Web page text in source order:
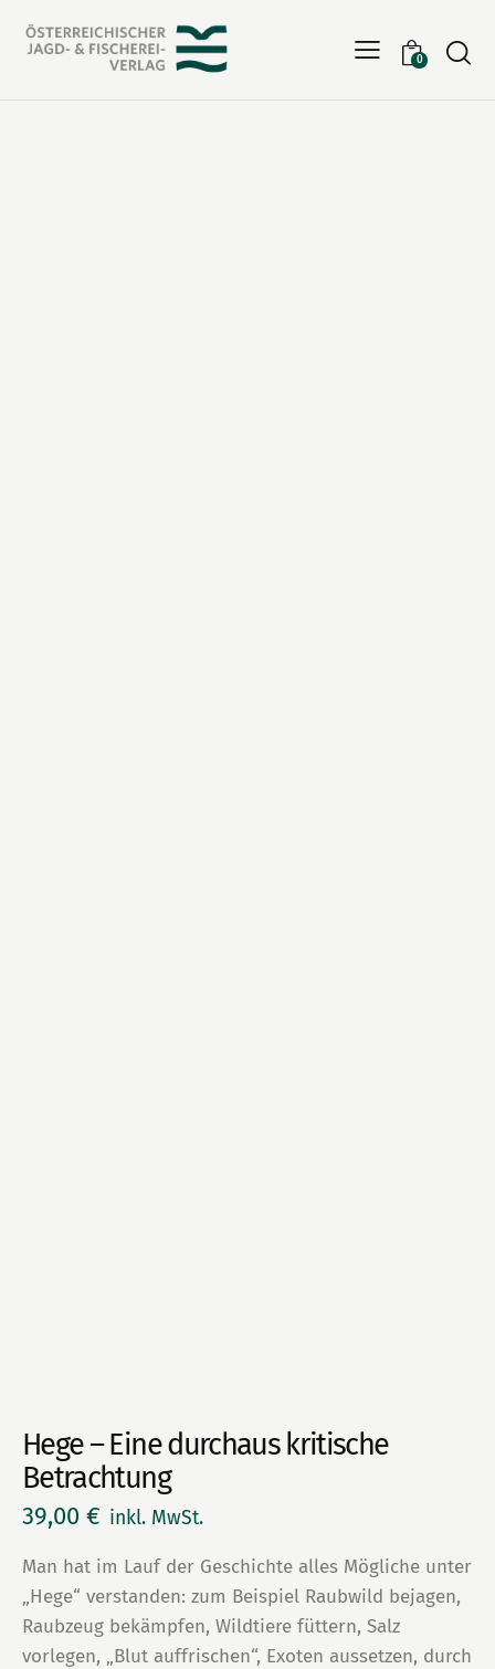
0
Hege – Eine durchaus kritische
Betrachtung
39,00 € inkl. MwSt.
Man hat im Lauf der Geschichte alles Mögliche unter
„Hege“ verstanden: zum Beispiel Raubwild bejagen,
Raubzeug bekämpfen, Wildtiere füttern, Salz
vorlegen, „Blut auffrischen“, Exoten aussetzen, durch